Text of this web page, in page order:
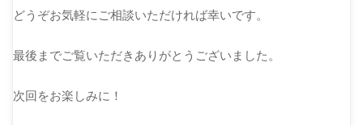
どうぞお気軽にご相談いただければ幸いです。
最後までご覧いただきありがとうございました。
次回をお楽しみに！